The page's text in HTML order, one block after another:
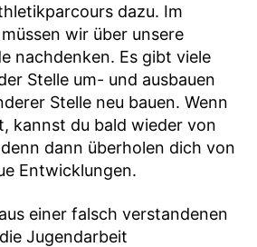
dazu. Im
wir über unsere
nachdenken. Es gibt viele
Stelle um- und ausbauen
Stelle neu bauen. Wenn
kannst du bald wieder von
dann überholen dich von
Entwicklungen.
einer falsch verstandenen
Jugendarbeit